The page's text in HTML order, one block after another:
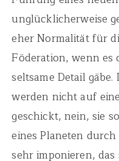
unglücklicherweise
eher Normalität für
Föderation, wenn es
seltsame Detail
werden nicht auf
geschickt, nein, sie
eines Planeten
sehr imponieren,